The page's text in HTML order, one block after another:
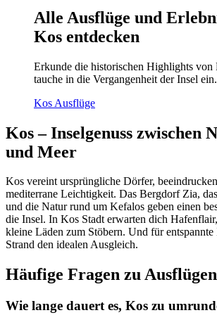
Alle Ausflüge und
Kos entdecken
Erkunde die historischen Highlights von
tauche in die Vergangenheit der Insel ein.
Kos Ausflüge
Kos – Inselgenuss zwischen
und Meer
Kos vereint ursprüngliche Dörfer,
mediterrane Leichtigkeit. Das Bergdorf Zia,
und die Natur rund um Kefalos geben einen
die Insel. In Kos Stadt erwarten dich
kleine Läden zum Stöbern. Und für entspannte
Strand den idealen Ausgleich.
Häufige Fragen zu
Wie lange dauert es, Kos zu